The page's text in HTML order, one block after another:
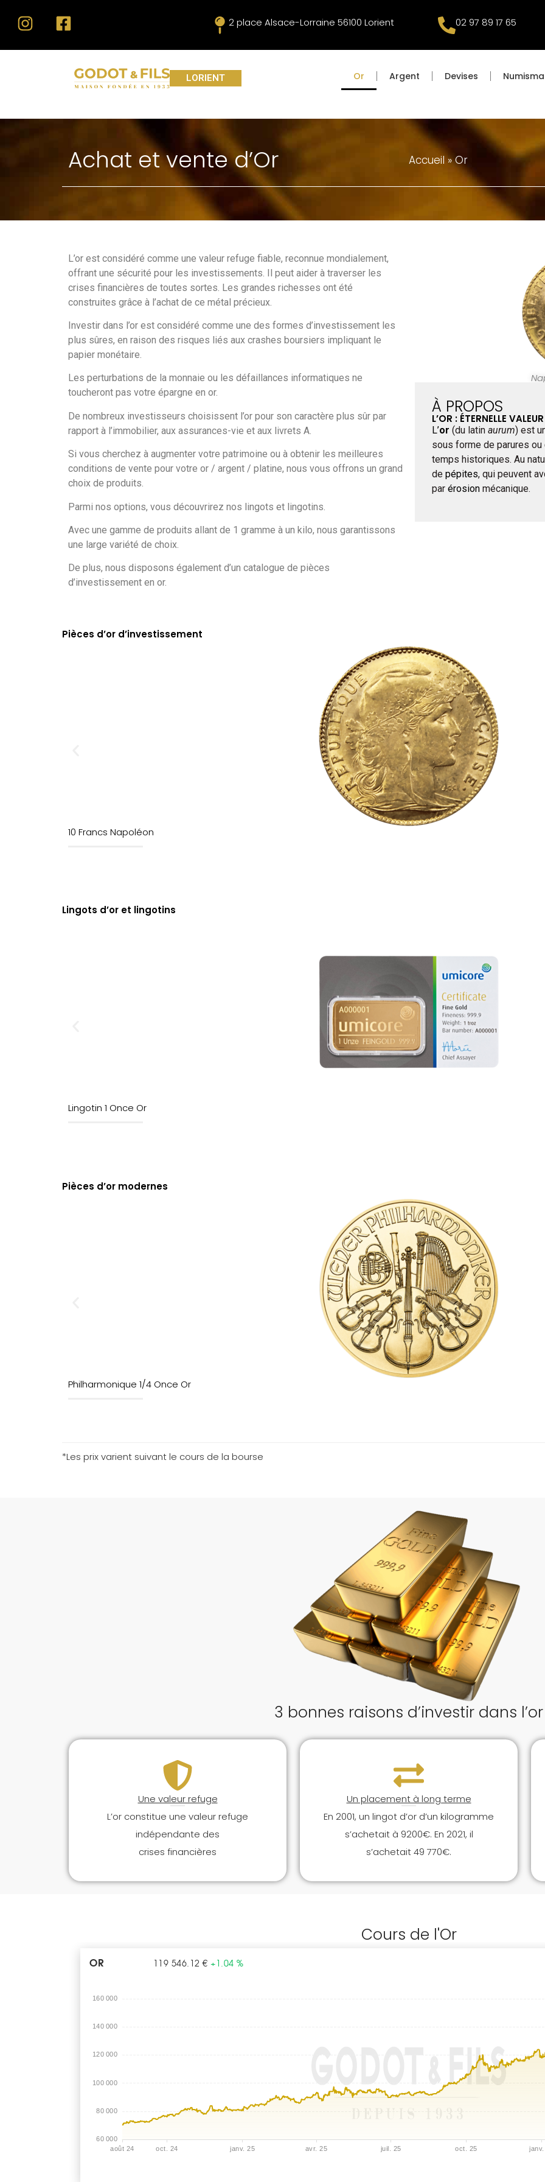
2 place Alsace-Lorraine 56100 Lorient 02 97 89 17 65
LORIENT Or Argent Devises
Achat et vente d’Or Accueil»Or
L’or est considéré comme une valeur refuge fiable, reconnue mondialement,
offrant une sécurité pour les investissements. Il peut aider à traverser les
crises financières de toutes sortes. Les grandes richesses ont été
construites grâce à l’achat de ce métal précieux.
Investir dans l’or est considéré comme une des formes d’investissement les
plus sûres, en raison des risques liés aux crashes boursiers impliquant le
papier monétaire.
Les perturbations de la monnaie ou les défaillances informatiques ne
toucheront pas votre épargne en or.
De nombreux investisseurs choisissent l’or pour son caractère plus sûr par
rapport à l’immobilier, aux assurances-vie et aux livrets A.
Si vous cherchez à augmenter votre patrimoine ou à obtenir les meilleures
conditions de vente pour votre or / argent / platine, nous vous offrons un grand
choix de produits.
Parmi nos options, vous découvrirez nos lingots et lingotins.
Avec une gamme de produits allant de 1 gramme à un kilo, nous garantissons
une large variété de choix.
De plus, nous disposons également d’un catalogue de pièces
d’investissement en or.
À PROPOS
L’OR : ÉTERNELLE
L’or (du latin aurum) est
sous forme de parures ou
temps historiques. Au
de pépites, qui peuvent
par érosionmécanique.
Pièces d’or d’investissement
10 Francs Napoléon
Lingots d’or et lingotins
Lingotin 1 Once Or
Pièces d’or modernes
Philharmonique 1/4 Once Or
*Les prix varient suivant le cours de la bourse
3 bonnes raisons d’investir dans l’or
Une valeur refuge
L’or constitue une valeur refuge
indépendante des
crises financières
Un placement à long terme
En 2001, un lingot d’or d’un kilogramme
s’achetait à 9200€. En 2021, il
s’achetait 49 770€.
Cours de l'Or